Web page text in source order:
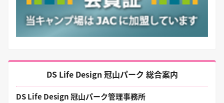
DS Life Design 冠山パーク 総合案内
DS Life Design 冠山パーク管理事務所